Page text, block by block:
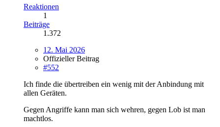
Reaktionen
1
Beiträge
1.372
12. Mai 2026
Offizieller Beitrag
#552
Ich finde die übertreiben ein wenig mit der Anbindung mit
allen Geräten.
Gegen Angriffe kann man sich wehren, gegen Lob ist man
machtlos.